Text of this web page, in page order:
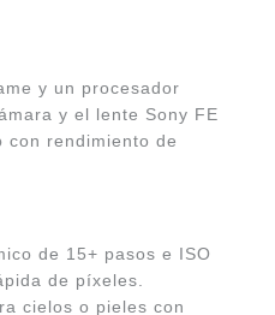
y un procesador
y el lente Sony FE
con rendimiento de
de 15+ pasos e ISO
de píxeles.
cielos o pieles con